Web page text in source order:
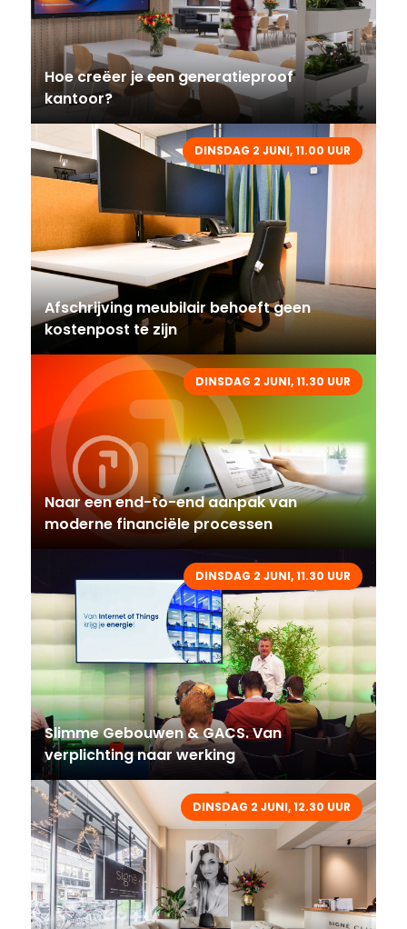
Hoe creëer je een generatieproof
kantoor?
DINSDAG 2 JUNI, 11.00 UUR
Afschrijving meubilair behoeft geen
kostenpost te zijn
DINSDAG 2 JUNI, 11.30 UUR
Naar een end-to-end aanpak van
moderne financiële processen
DINSDAG 2 JUNI, 11.30 UUR
Slimme Gebouwen & GACS. Van
verplichting naar werking
DINSDAG 2 JUNI, 12.30 UUR